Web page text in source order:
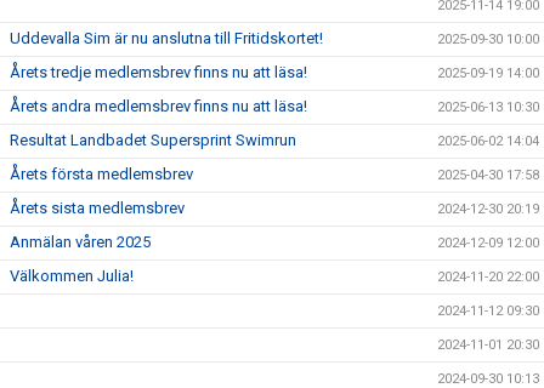
2025-11-14 19:00
Uddevalla Sim är nu anslutna till Fritidskortet! 2025-09-30 10:00
Årets tredje medlemsbrev finns nu att läsa! 2025-09-19 14:00
Årets andra medlemsbrev finns nu att läsa! 2025-06-13 10:30
Resultat Landbadet Supersprint Swimrun 2025-06-02 14:04
Årets första medlemsbrev 2025-04-30 17:58
Årets sista medlemsbrev 2024-12-30 20:19
Anmälan våren 2025 2024-12-09 12:00
Välkommen Julia! 2024-11-20 22:00
2024-11-12 09:30
2024-11-01 20:30
2024-09-30 10:13